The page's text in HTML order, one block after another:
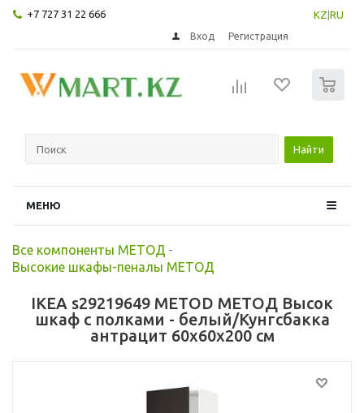
+7 727 31 22 666 KZ RU
Вход Регистрация
Найти
МЕНЮ
Все компоненты МЕТОД -
Высокие шкафы-пеналы МЕТОД
IKEA s29219649 METOD МЕТОД Высок
шкаф с полками - белый/Кунгсбакка
антрацит 60x60x200 см